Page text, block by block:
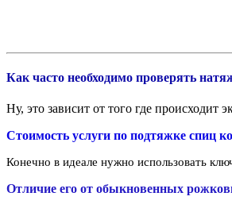
Как часто необходимо проверять
Ну, это зависит от того где происходит
Стоимость услуги по подтяжке спиц
Конечно в идеале нужно использовать
Отличие его от обыкновенных